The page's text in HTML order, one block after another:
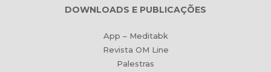
DOWNLOADS E PUBLICAÇÕES
App – Meditabk
Revista OM Line
Palestras